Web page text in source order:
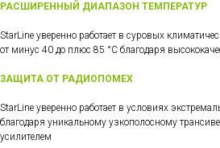
РАСШИРЕННЫЙ ДИАПАЗОН ТЕМПЕРАТУР
StarLine уверенно работает в суровых
от минус 40 до плюс 85 °С благодаря
ЗАЩИТА ОТ РАДИОПОМЕХ
StarLine уверенно работает в условиях
благодаря уникальному узкополосному
усилителем